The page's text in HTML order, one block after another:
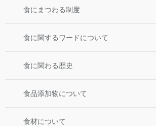
食にまつわる制度
食に関するワードについて
食に関わる歴史
食品添加物について
食材について